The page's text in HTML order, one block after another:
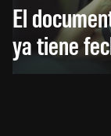
El
ya tiene